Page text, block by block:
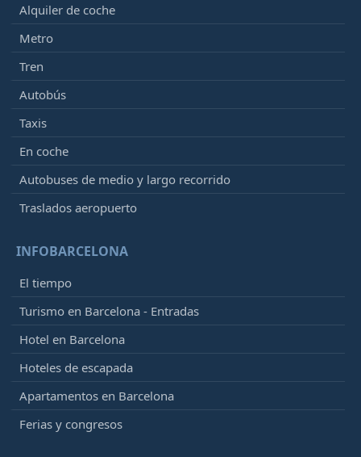
Alquiler de coche
Metro
Tren
Autobús
Taxis
En coche
Autobuses de medio y largo recorrido
Traslados aeropuerto
INFOBARCELONA
El tiempo
Turismo en Barcelona - Entradas
Hotel en Barcelona
Hoteles de escapada
Apartamentos en Barcelona
Ferias y congresos